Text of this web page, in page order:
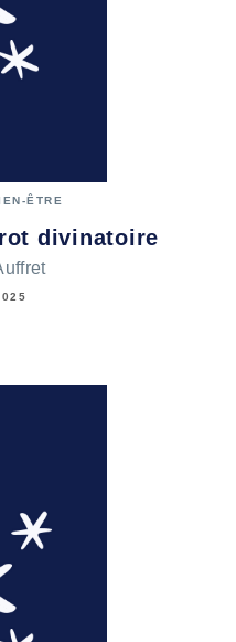
ÊTRE
divinatoire